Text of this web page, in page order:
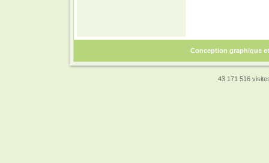
Conception graphique
43 171 516